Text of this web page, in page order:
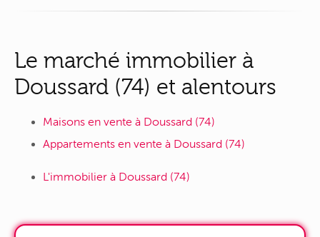
Le marché immobilier à
Doussard (74) et alentours
Maisons en vente à Doussard (74)
Appartements en vente à Doussard (74)
L'immobilier à Doussard (74)